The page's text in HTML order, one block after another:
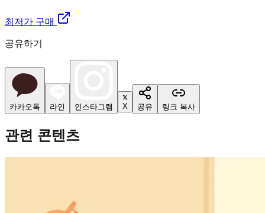
최저가 구매
공유하기
카카오톡 라인 인스타그램 X 공유 링크 복사
관련 콘텐츠